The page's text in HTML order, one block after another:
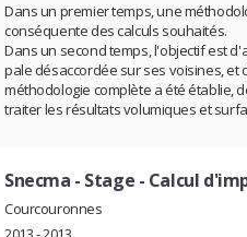
Dans un premier temps, une
conséquente des calculs souhaités.
Dans un second temps, l'objectif est
pale désaccordée sur ses voisines, et
méthodologie complète a été établie,
traiter les résultats volumiques et
Snecma - Stage - Calcul
Courcouronnes